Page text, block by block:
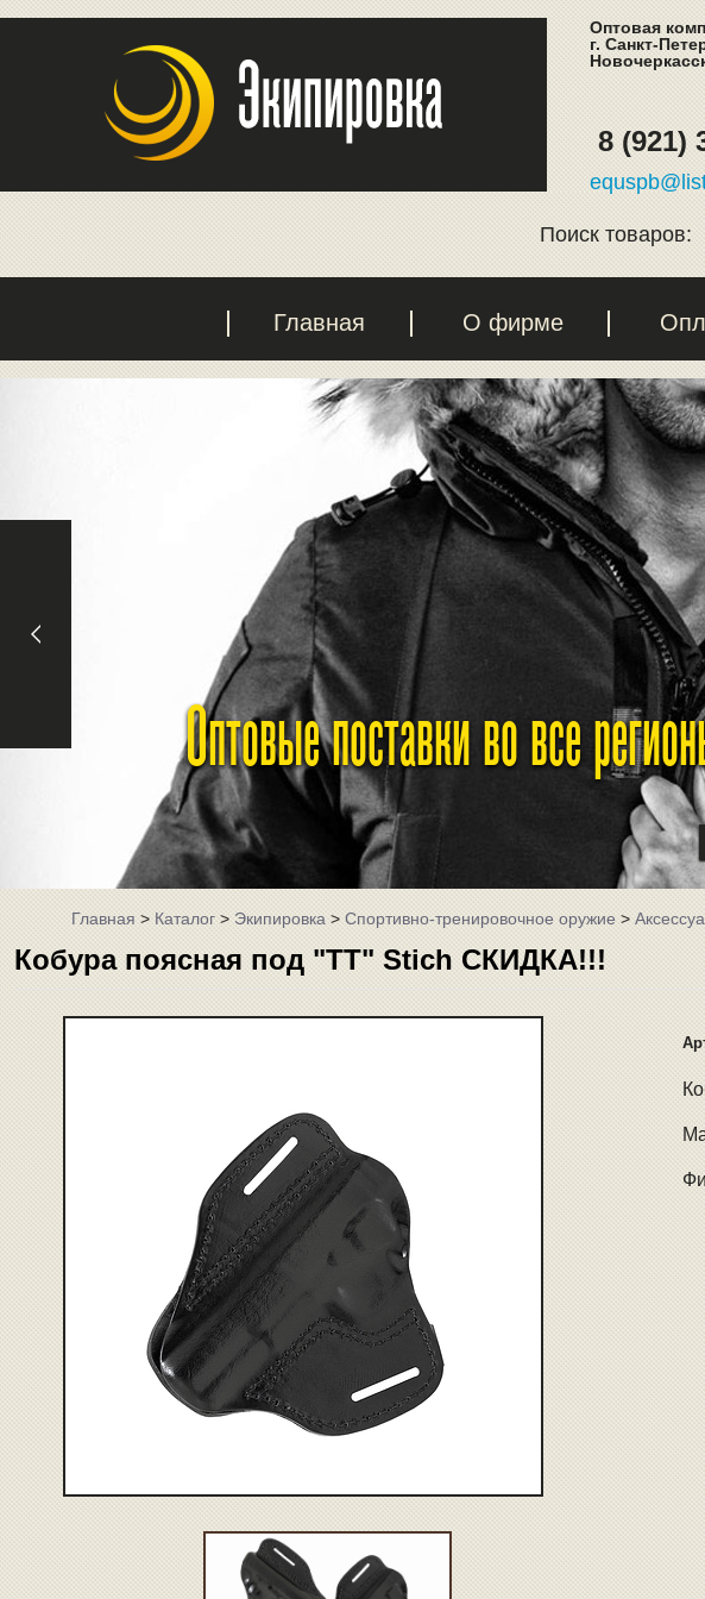
Оптовая
г. Санкт-
8 (921)
Поиск товаров:
Главная О фирме
Оптовые поставки во все
Главная>Каталог>Экипировка>Спортивно-тренировочное оружие>
Кобура поясная под "TT" Stich СКИДКА!!!